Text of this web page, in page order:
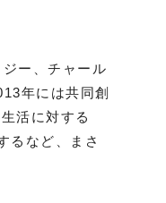
ー、チャール
年には共同創
活に対する
るなど、まさ